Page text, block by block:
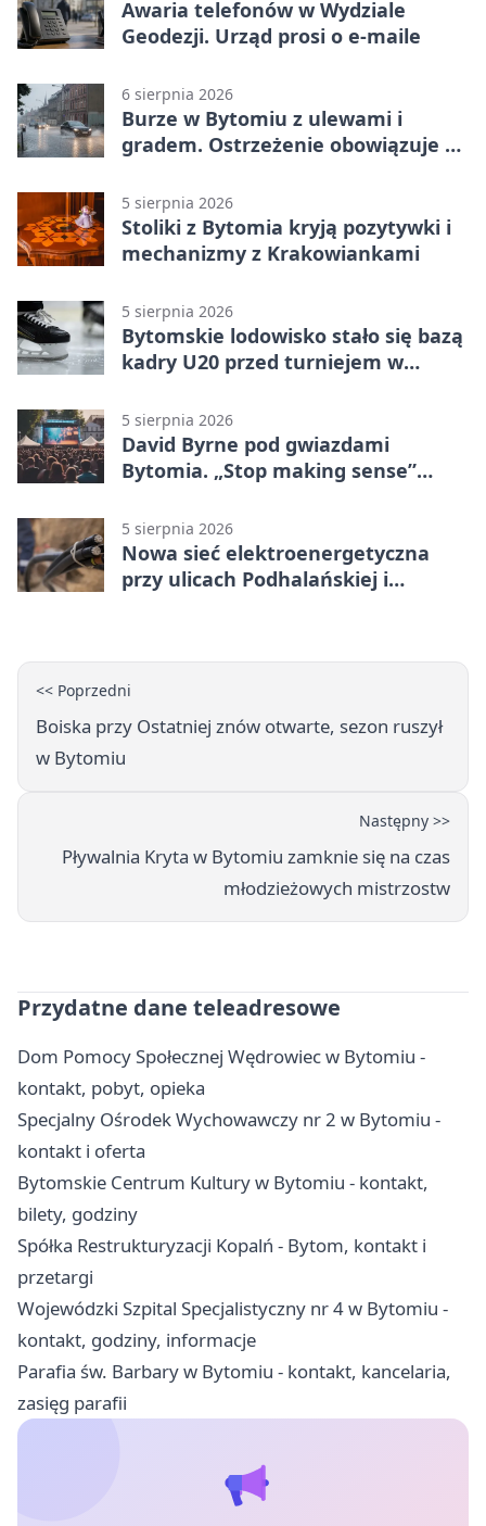
Awaria telefonów w Wydziale
Geodezji. Urząd prosi o e-maile
6 sierpnia 2026
Burze w Bytomiu z ulewami i
gradem. Ostrzeżenie obowiązuje do
5 sierpnia 2026
Stoliki z Bytomia kryją pozytywki i
mechanizmy z Krakowiankami
5 sierpnia 2026
Bytomskie lodowisko stało się bazą
kadry U20 przed turniejem w
5 sierpnia 2026
David Byrne pod gwiazdami
Bytomia. „Stop making sense”
5 sierpnia 2026
Nowa sieć elektroenergetyczna
przy ulicach Podhalańskiej i
<< Poprzedni
Boiska przy Ostatniej znów otwarte, sezon ruszył
w Bytomiu
Następny >>
Pływalnia Kryta w Bytomiu zamknie się na czas
młodzieżowych mistrzostw
Przydatne dane teleadresowe
Dom Pomocy Społecznej Wędrowiec w Bytomiu -
kontakt, pobyt, opieka
Specjalny Ośrodek Wychowawczy nr 2 w Bytomiu -
kontakt i oferta
Bytomskie Centrum Kultury w Bytomiu - kontakt,
bilety, godziny
Spółka Restrukturyzacji Kopalń - Bytom, kontakt i
przetargi
Wojewódzki Szpital Specjalistyczny nr 4 w Bytomiu -
kontakt, godziny, informacje
Parafia św. Barbary w Bytomiu - kontakt, kancelaria,
zasięg parafii